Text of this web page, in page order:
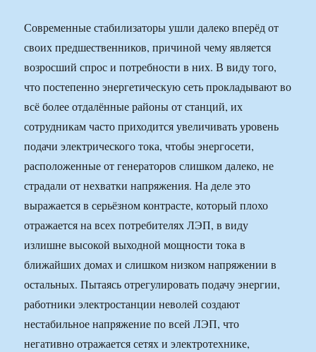
Современные стабилизаторы ушли далеко вперёд от
своих предшественников, причиной чему является
возросший спрос и потребности в них. В виду того,
что постепенно энергетическую сеть прокладывают во
всё более отдалённые районы от станций, их
сотрудникам часто приходится увеличивать уровень
подачи электрического тока, чтобы энергосети,
расположенные от генераторов слишком далеко, не
страдали от нехватки напряжения. На деле это
выражается в серьёзном контрасте, который плохо
отражается на всех потребителях ЛЭП, в виду
излишне высокой выходной мощности тока в
ближайших домах и слишком низком напряжении в
остальных. Пытаясь отрегулировать подачу энергии,
работники электростанции неволей создают
нестабильное напряжение по всей ЛЭП, что
негативно отражается сетях и электротехнике,